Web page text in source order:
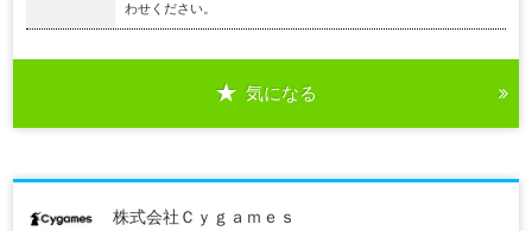
わせください。
気になる
株式会社Ｃｙｇａｍｅｓ